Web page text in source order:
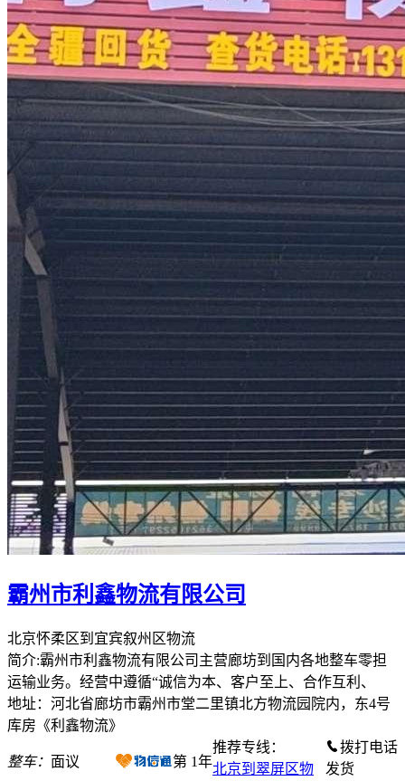
霸州市利鑫物流有限公司
北京怀柔区到宜宾叙州区物流
简介:霸州市利鑫物流有限公司主营廊坊到国内各地整车零担
运输业务。经营中遵循“诚信为本、客户至上、合作互利、
地址：河北省廊坊市霸州市堂二里镇北方物流园院内，东4号
库房《利鑫物流》
整车： 面议 第 1年
拨打电话
发货
推荐专线：
北京到翠屏区物